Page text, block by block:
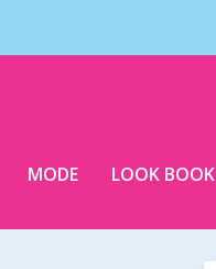
MODE LOOK BOOK